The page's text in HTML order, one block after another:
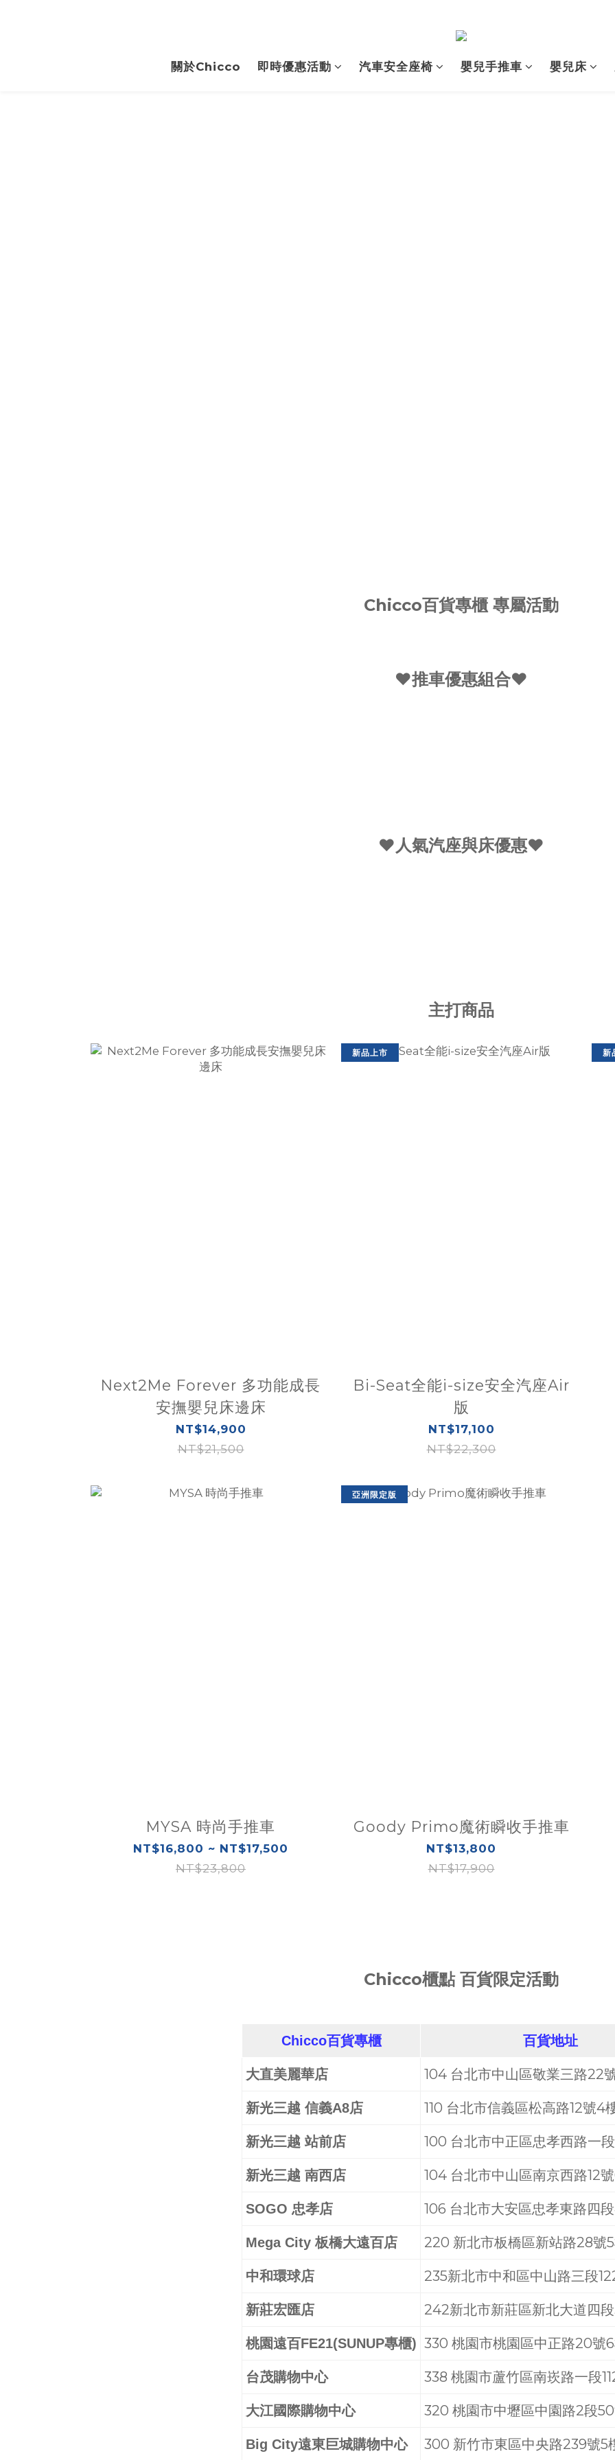
關於Chicco 即時優惠活動 汽車安全座椅 嬰兒手推車 嬰兒床
Chicco百貨專櫃 專屬活動
♥推車優惠組合♥
♥人氣汽座與床優惠♥
主打商品
Next2Me Forever 多功能成長
安撫嬰兒床邊床
NT$14,900
NT$21,500
新品上市
Bi-Seat全能i-size安全汽座Air
版
NT$17,100
NT$22,300
新
MYSA 時尚手推車
NT$16,800 ~ NT$17,500
NT$23,800
亞洲限定版
Goody Primo魔術瞬收手推車
NT$13,800
NT$17,900
Chicco櫃點 百貨限定活動
Chicco百貨專櫃 百貨地址
大直美麗華店 104 台北市中山區敬業三路22
新光三越 信義A8店 110 台北市信義區松高路12號4
新光三越 站前店 100 台北市中正區忠孝西路一
新光三越 南西店 104 台北市中山區南京西路12
SOGO 忠孝店 106 台北市大安區忠孝東路四
Mega City 板橋大遠百店 220 新北市板橋區新站路28號
中和環球店 235新北市中和區中山路三段
新莊宏匯店 242新北市新莊區新北大道四
桃園遠百FE21(SUNUP專櫃) 330 桃園市桃園區中正路20號
台茂購物中心 338 桃園市蘆竹區南崁路一段
大江國際購物中心 320 桃園市中壢區中園路2段
Big City遠東巨城購物中心 300 新竹市東區中央路239號5